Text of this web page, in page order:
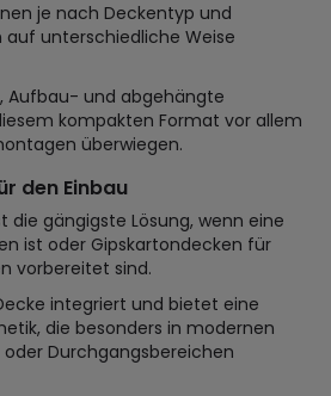
je nach Deckentyp und
unterschiedliche Weise
Aufbau- und abgehängte
kompakten Format vor allem
überwiegen.
den Einbau
die gängigste Lösung, wenn eine
ist oder Gipskartondecken für
vorbereitet sind.
integriert und bietet eine
die besonders in modernen
oder Durchgangsbereichen